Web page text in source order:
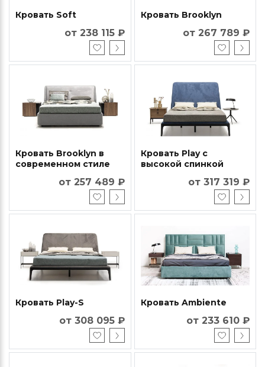
Кровать Soft
от 238 115 ₽
Кровать Brooklyn
от 267 789 ₽
Кровать Brooklyn в
современном стиле
от 257 489 ₽
Кровать Play с
высокой спинкой
от 317 319 ₽
Кровать Play-S
от 308 095 ₽
Кровать Ambiente
от 233 610 ₽